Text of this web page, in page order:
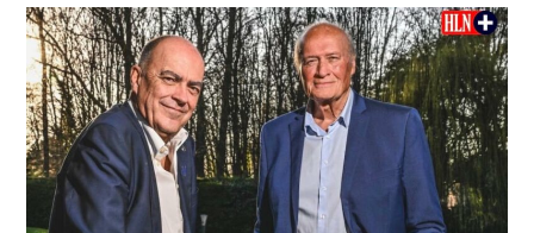
Jacques
Vermeire
(74)
veranderde
zijn
leven